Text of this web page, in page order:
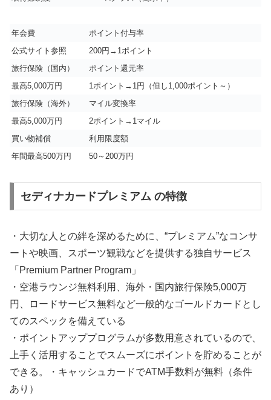
年会費
ポイント付与率
公式サイト参照
200円→1ポイント
旅行保険（国内）
ポイント還元率
最高5,000万円
1ポイント→1円（但し1,000ポイント～）
旅行保険（海外）
マイル変換率
最高5,000万円
2ポイント→1マイル
買い物補償
利用限度額
年間最高500万円
50～200万円
セディナカードプレミアム の特徴
・大切な人との絆を深めるために、“プレミアム”なコンサ
ートや映画、スポーツ観戦などを提供する独自サービス
「Premium Partner Program」
・空港ラウンジ無料利用、海外・国内旅行保険5,000万
円、ロードサービス無料など一般的なゴールドカードとし
てのスペックを備えている
・ポイントアッププログラムが多数用意されているので、
上手く活用することでスムーズにポイントを貯めることが
できる。・キャッシュカードでATM手数料が無料（条件
あり）